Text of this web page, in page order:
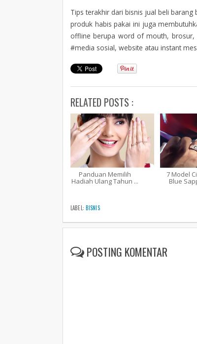
Tips terakhir dari bisnis jual beli
produk habis pakai ini juga
offline berupa word of mouth, brosur,
#media sosial, website atau instant
RELATED POSTS :
Panduan Memilih
Hadiah Ulang Tahun ...
7 Model
Blue
LABEL: BISNIS
POSTING KOMENTAR